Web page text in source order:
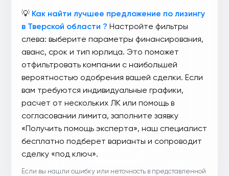
💡 Как найти лучшее предложение по лизингу
в Тверской области ? Настройте фильтры
слева: выберите параметры финансирования,
аванс, срок и тип юрлица. Это поможет
отфильтровать компании с наибольшей
вероятностью одобрения вашей сделки. Если
вам требуются индивидуальные графики,
расчет от нескольких ЛК или помощь в
согласовании лимита, заполните заявку
«Получить помощь эксперта», наш специалист
бесплатно подберет варианты и сопроводит
сделку «под ключ».
Если вы нашли ошибку или неточность в представленной